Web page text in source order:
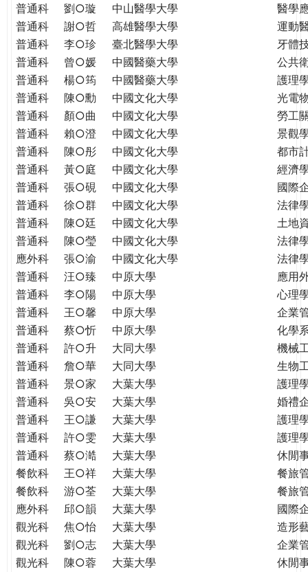
普通科
劉○璇 中山醫學大學
醫學
普通科
謝○哲 高雄醫學大學
運動
普通科
李○珍 臺北醫學大學
牙體
普通科
曾○媛 中國醫藥大學
公共
普通科
楊○筠 中國醫藥大學
護理
普通科
陳○勳 中國文化大學
光電
普通科
顏○曲 中國文化大學
勞工
普通科
賴○澄 中國文化大學
景觀
普通科
陳○彤 中國文化大學
都市
普通科
黃○庭 中國文化大學
經濟
普通科
張○硯 中國文化大學
國際
普通科
徐○群 中國文化大學
法律
普通科
陳○廷 中國文化大學
土地
普通科
陳○瑩 中國文化大學
法律
應外科
張○渝 中國文化大學
法律
普通科
汪○臻 中原大學
應用
普通科
李○陽 中原大學
心理
普通科
王○馨 中原大學
企業
普通科
蔡○忻 中原大學
化學
普通科
許○升 大同大學
機械
普通科
詹○華 大同大學
生物
普通科
景○家 大葉大學
護理
普通科
吳○安 大葉大學
婚禮
普通科
王○謙 大葉大學
護理
普通科
許○雯 大葉大學
護理
普通科
蔡○澔 大葉大學
休閒
餐飲科
王○祥 大葉大學
餐旅
餐飲科
游○荃 大葉大學
餐旅
應外科
邱○韻 大葉大學
國際
觀光科
焦○怡 大葉大學
造形
觀光科
劉○志 大葉大學
企業
觀光科
陳○蓉 大葉大學
休閒